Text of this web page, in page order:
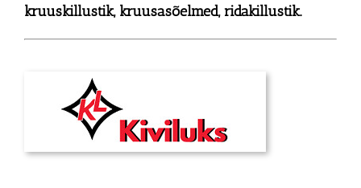
kruuskillustik, kruusasõelmed, ridakillustik.